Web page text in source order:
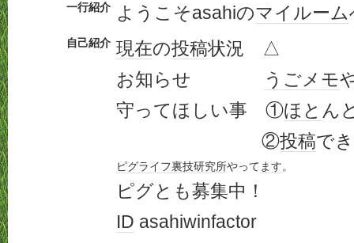
一行紹介 ようこそasahiのマイルーム
自己紹介 現在の投稿状況 △
お知らせ
うごメモ
守ってほしい事 ①ほと ん
②投稿で
ピグライフ裏技研究所やってます。
ピグとも募集中！
ID asahiwinfactor